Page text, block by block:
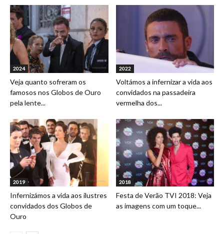
2024
Veja quanto sofreram os
famosos nos Globos de Ouro
pela lente...
2022
Voltámos a infernizar a vida aos
convidados na passadeira
vermelha dos...
2019
Infernizámos a vida aos ilustres
convidados dos Globos de
Ouro
2018
Festa de Verão TVI 2018: Veja
as imagens com um toque...